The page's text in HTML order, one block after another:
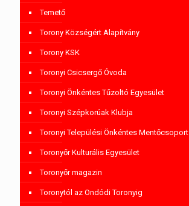
Temető
Torony Községért Alapítvány
Torony KSK
Toronyi Csicsergő Óvoda
Toronyi Önkéntes Tűzoltó Egyesület
Toronyi Szépkorúak Klubja
Toronyi Települési Önkéntes Mentőcsoport
Toronyőr Kulturális Egyesület
Toronyőr magazin
Toronytól az Ondódi Toronyig